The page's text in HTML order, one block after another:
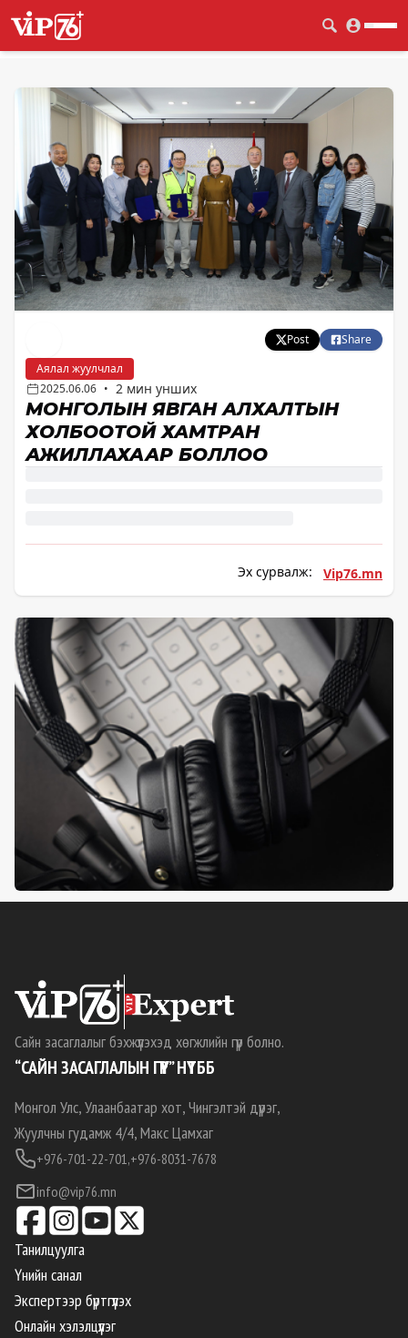
Post
Share
Аялал жуулчлал
2025.06.06 • 2 мин унших
МОНГОЛЫН ЯВГАН АЛХАЛТЫН
ХОЛБООТОЙ ХАМТРАН
АЖИЛЛАХААР БОЛЛОО
Эх сурвалж: Vip76.mn
Сайн засаглалыг бэхжүүлэхэд хөгжлийн гүүр болно.
“САЙН ЗАСАГЛАЛЫН ГҮҮР” НҮТББ
Монгол Улс, Улаанбаатар хот, Чингэлтэй дүүрэг,
Жуулчны гудамж 4/4, Макс Цамхаг
+976-701-22-701,+976-8031-7678
info@vip76.mn
Танилцуулга
Үнийн санал
Экспертээр бүртгүүлэх
Онлайн хэлэлцүүлэг